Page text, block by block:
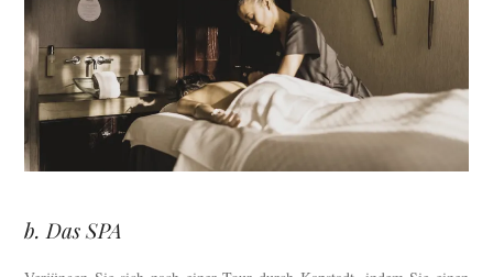
b. Das SPA